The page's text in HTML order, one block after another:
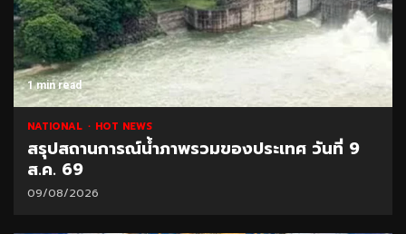
1 min read
NATIONAL HOT NEWS
สรุปสถานการณ์น้ำภาพรวมของประเทศ วันที่ 9
ส.ค. 69
09/08/2026